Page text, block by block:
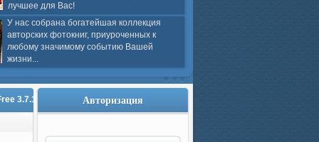
лучшее для Вас!
У нас собрана богатейшая коллекция
авторских фотокниг, приуроченных к
любому значимому событию Вашей
жизни...
3.7.1 Авторизация